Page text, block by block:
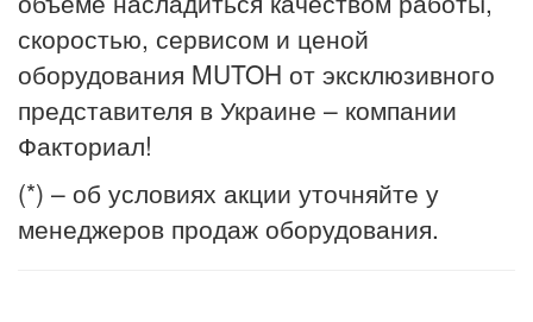
скоростью, сервисом и ценой
оборудования MUTOH от эксклюзивного
представителя в Украине – компании
Факториал!
(*) – об условиях акции уточняйте у
менеджеров продаж оборудования.